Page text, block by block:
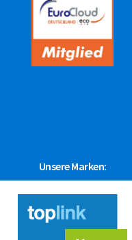
Unsere Marken: